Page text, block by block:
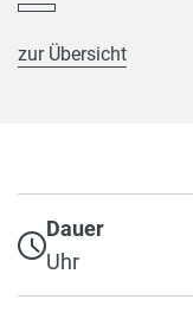
zur Übersicht
Dauer
Uhr